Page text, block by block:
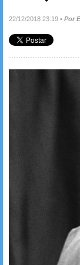
22/12/2018 23:19 • Por